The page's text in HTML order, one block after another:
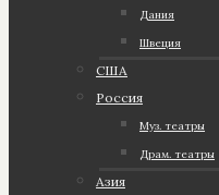
Дания
Швеция
США
Россия
Муз. театры
Драм. театры
Азия